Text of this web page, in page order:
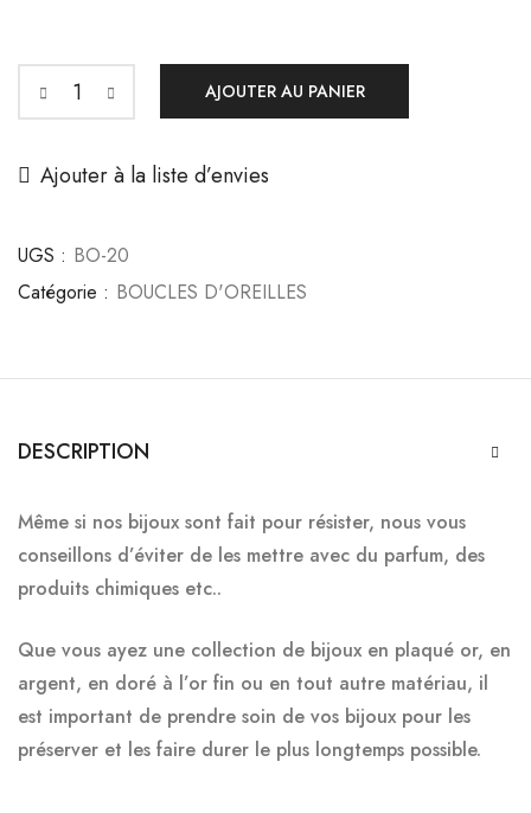
AJOUTER AU PANIER
Ajouter à la liste d’envies
UGS : BO-20
Catégorie : BOUCLES D'OREILLES
DESCRIPTION
Même si nos bijoux sont fait pour résister, nous vous
conseillons d’éviter de les mettre avec du parfum, des
produits chimiques etc..
Que vous ayez une collection de bijoux en plaqué or, en
argent, en doré à l’or fin ou en tout autre matériau, il
est important de prendre soin de vos bijoux pour les
préserver et les faire durer le plus longtemps possible.